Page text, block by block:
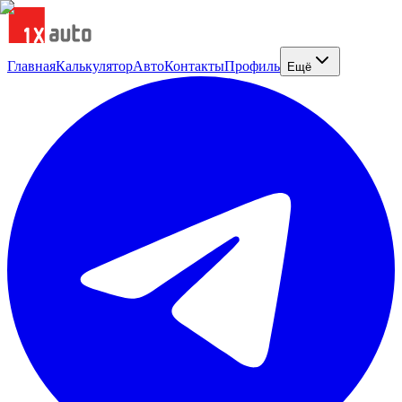
ГлавнаяКалькуляторАвтоКонтактыПрофиль Ещё